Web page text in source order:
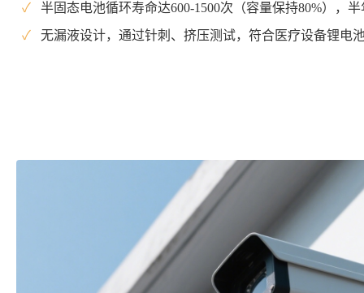
✓
半固态电池循环寿命达600-1500次（容量保持80%），
✓
无漏液设计，通过针刺、挤压测试，符合医疗设备锂电